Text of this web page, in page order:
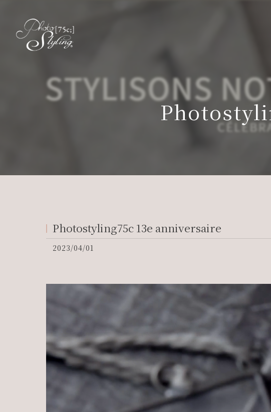
Photostyling75c 13e anniversaire
2023/04/01